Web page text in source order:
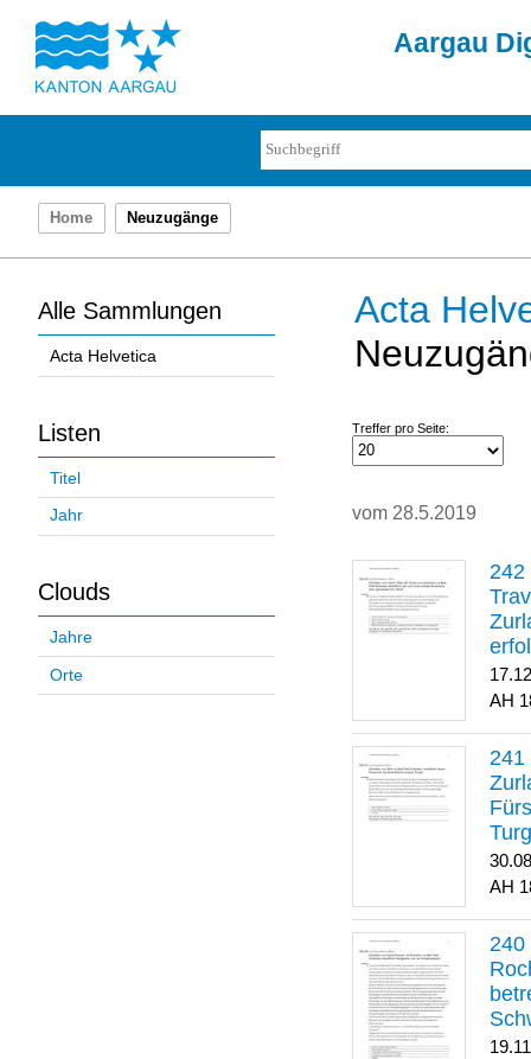
Aargau
Home Neuzugänge
Alle Sammlungen
Acta Helvetica
Listen
Titel
Jahr
Clouds
Jahre
Orte
Acta
Treffer pro Seite:
vom 28.5.2019